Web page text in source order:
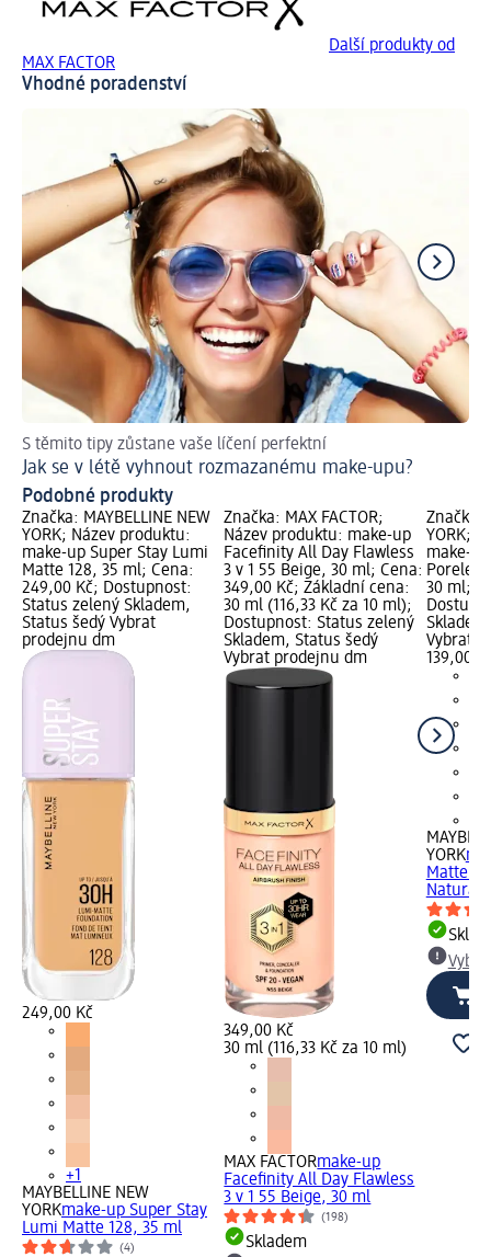
Další produkty od
MAX FACTOR
Vhodné poradenství
S těmito tipy zůstane vaše líčení perfektní
Jak se v létě vyhnout rozmazanému make-upu?
Podobné produkty
Značka: MAYBELLINE NEW
YORK; Název produktu:
make-up Super Stay Lumi
Matte 128, 35 ml; Cena:
249,00 Kč; Dostupnost:
Status zelený Skladem,
Status šedý Vybrat
prodejnu dm
249,00 Kč
+1
MAYBELLINE NEW
YORKmake-up Super Stay
Lumi Matte 128, 35 ml
(4)
Značka: MAX FACTOR;
Název produktu: make-up
Facefinity All Day Flawless
3 v 1 55 Beige, 30 ml; Cena:
349,00 Kč; Základní cena:
30 ml (116,33 Kč za 10 ml);
Dostupnost: Status zelený
Skladem, Status šedý
Vybrat prodejnu dm
349,00 Kč
30 ml (116,33 Kč za 10 ml)
MAX FACTORmake-up
Facefinity All Day Flawless
3 v 1 55 Beige, 30 ml
(198)
Skladem
Značka:
YORK;
make-
30 ml;
Vybrat
139,00
YORK
Matte +
Natural